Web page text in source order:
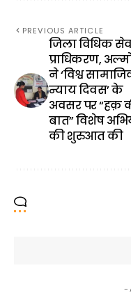
PREVIOUS ARTICLE
जिला विधिक
प्राधिकरण,
ने ‘विश्व
न्याय दिवस’ के
अवसर पर “हक़
बात” विशेष
की शुरुआत की
-